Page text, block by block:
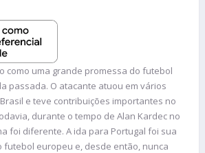
como uma grande promessa do futebol
passada. O atacante atuou em vários
e teve contribuições importantes no
durante o tempo de Alan Kardec no
foi diferente. A ida para Portugal foi sua
futebol europeu e, desde então, nunca